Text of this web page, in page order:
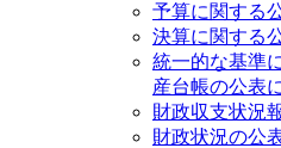
予算に関する
決算に関する
統一的な基準
産台帳の公表
財政収支状況
財政状況の公